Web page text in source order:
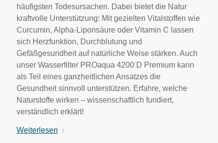
häufigsten Todesursachen. Dabei bietet die Natur
kraftvolle Unterstützung: Mit gezielten Vitalstoffen wie
Curcumin, Alpha-Liponsäure oder Vitamin C lassen
sich Herzfunktion, Durchblutung und
Gefäßgesundheit auf natürliche Weise stärken. Auch
unser Wasserfilter PROaqua 4200 D Premium kann
als Teil eines ganzheitlichen Ansatzes die
Gesundheit sinnvoll unterstützen. Erfahre, welche
Naturstoffe wirken – wissenschaftlich fundiert,
verständlich erklärt!
Weiterlesen